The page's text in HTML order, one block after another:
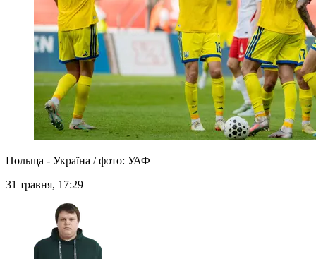
Польща - Україна / фото: УАФ
31 травня, 17:29